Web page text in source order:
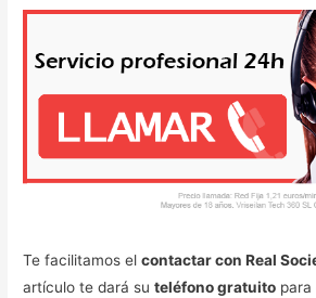
Te facilitamos elcontactar con Real
artículo te dará suteléfono gratuito para